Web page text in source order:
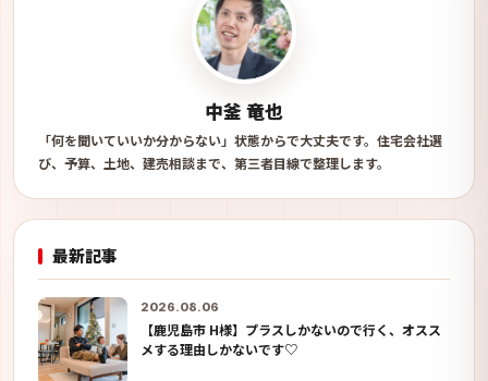
中釜 竜也
「何を聞いていいか分からない」状態からで大丈夫です。住宅会社選
び、予算、土地、建売相談まで、第三者目線で整理します。
最新記事
2026.08.06
【鹿児島市 H様】プラスしかないので行く、オスス
メする理由しかないです♡